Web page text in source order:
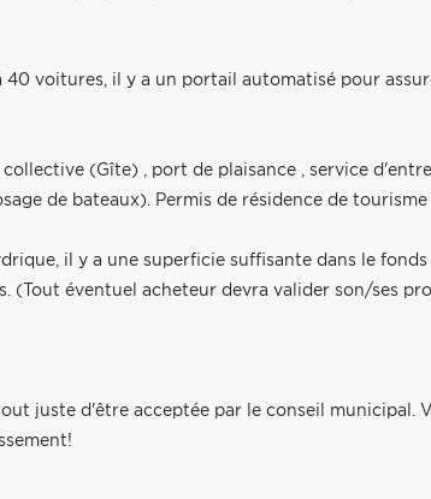
voitures, il y a un portail automatisé pour
(Gîte) , port de plaisance , service
de bateaux). Permis de résidence de
il y a une superficie suffisante dans le
(Tout éventuel acheteur devra valider son/ses
juste d'être acceptée par le conseil municipal.